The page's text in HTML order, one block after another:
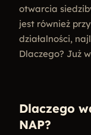
otwarcia
jest również
działalności,
Dlaczego? Już
Dlaczego
NAP?